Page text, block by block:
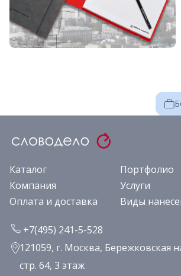
Каталог
Портфолио
Компания
Услуги
Оплата и доставка
Виды
+7(495) 241-5-528
121059, г. Москва, Бережковская
стр. 64, 3 этаж